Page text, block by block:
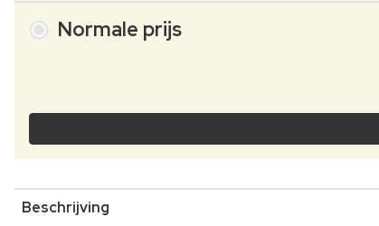
Normale prijs
Beschrijving